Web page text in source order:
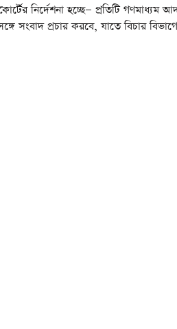
নির্দেশনা হচ্ছে— প্রতিটি গণমাধ্যম
সংবাদ প্রচার করবে, যাতে বিচার